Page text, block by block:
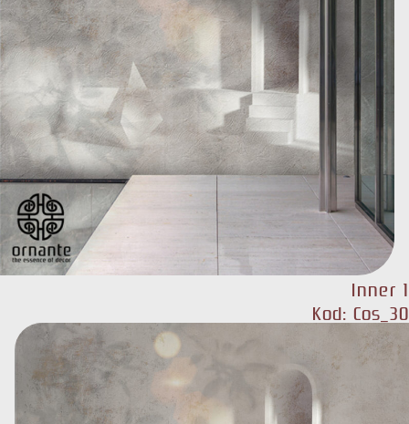
Inner 1
Kod: Cos_30